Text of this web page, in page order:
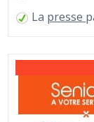
La presse